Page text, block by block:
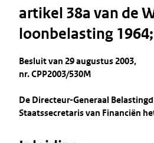
artikel 38a van de
loonbelasting 1964;
Besluit van 29 augustus 2003,
nr. CPP2003/530M
De Directeur-Generaal
Staatssecretaris van Financiën